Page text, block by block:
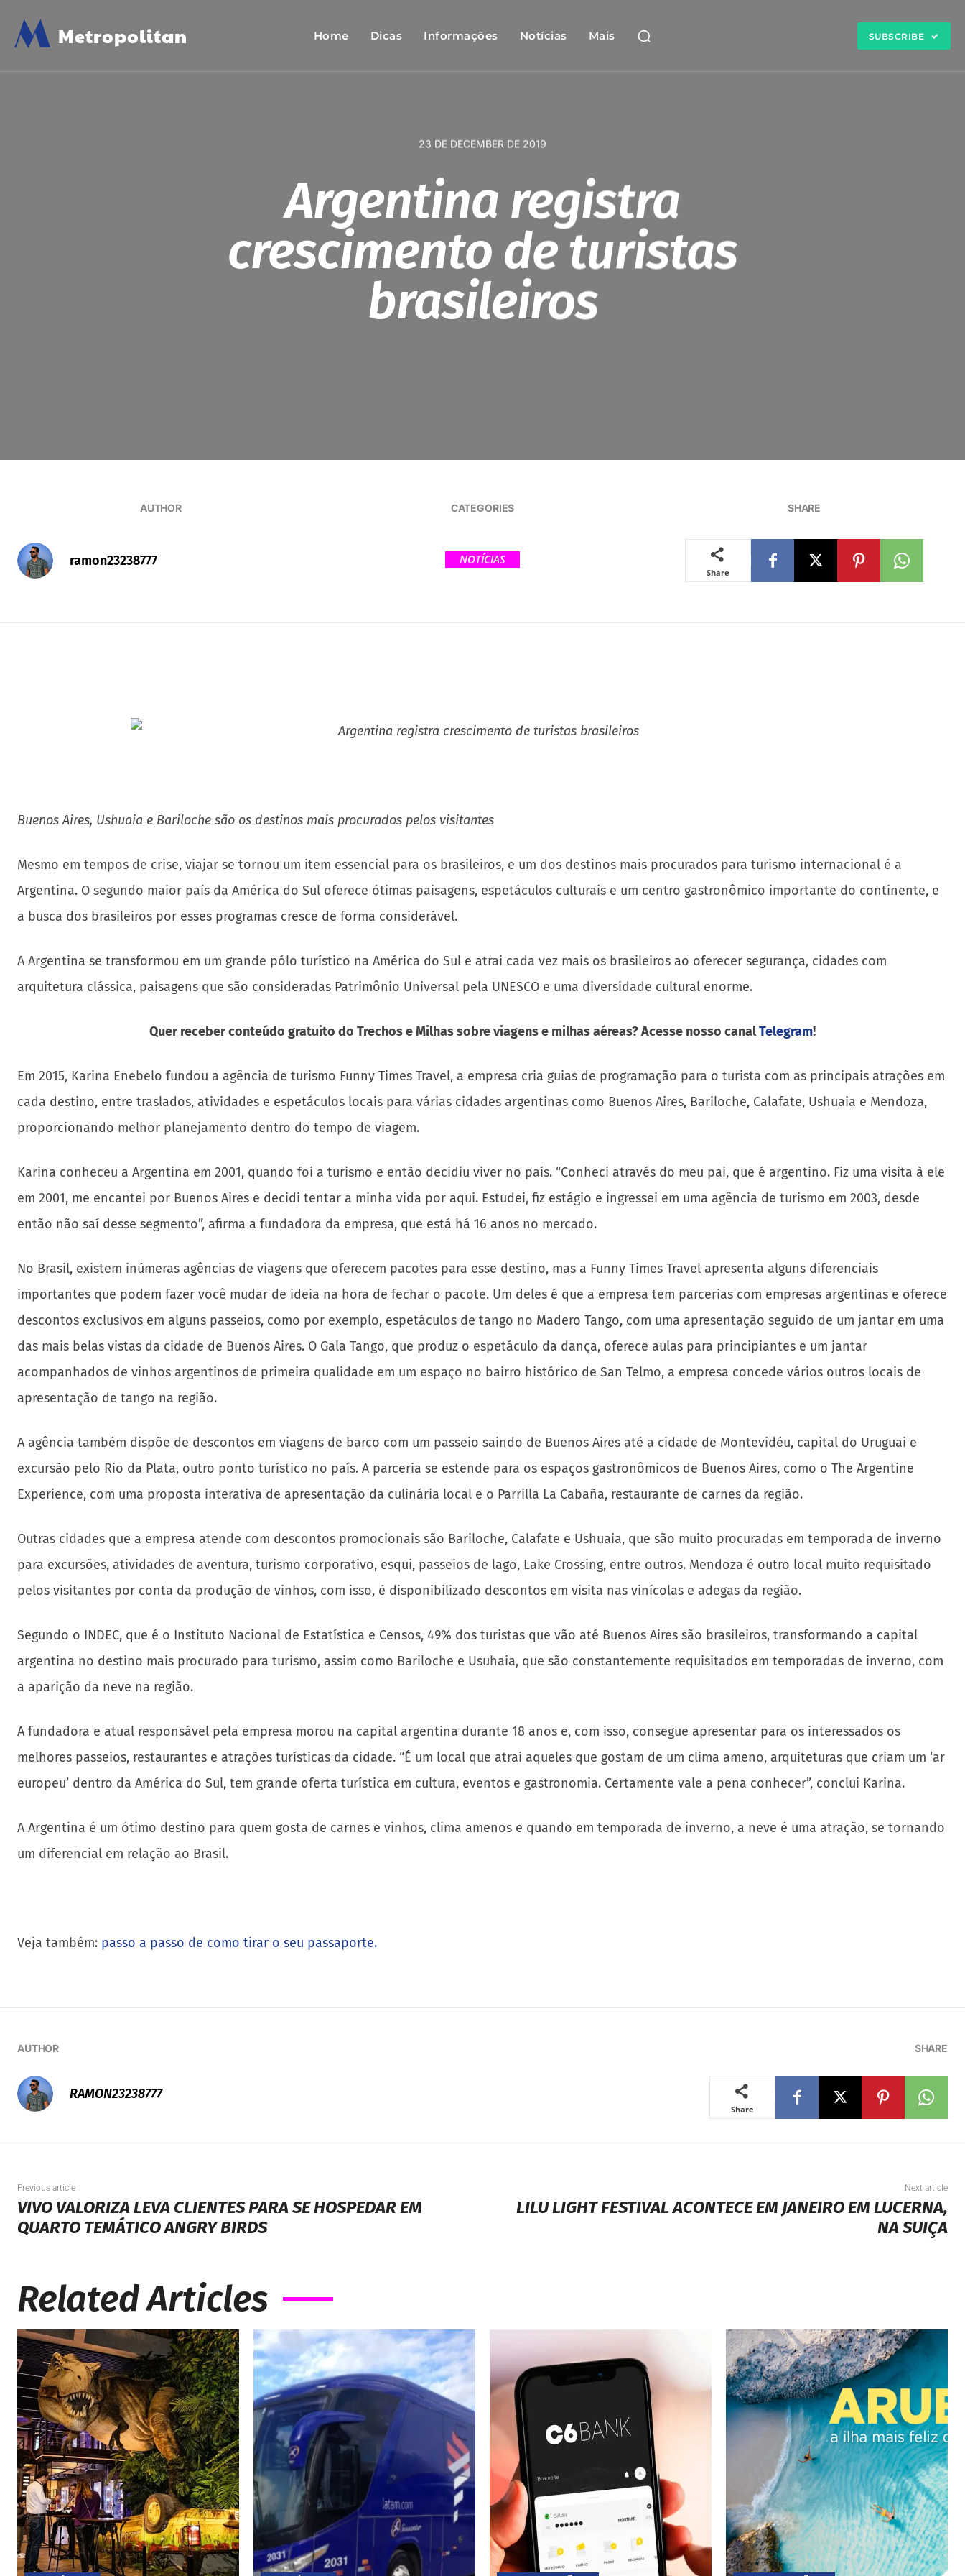
M Metropolitan Home Dicas Informações Notícias Mais SUBSCRIBE
23 DE DECEMBER DE 2019
Argentina registra
crescimento de turistas
brasileiros
AUTHOR
ramon23238777
CATEGORIES
NOTÍCIAS
SHARE
Share
Buenos Aires, Ushuaia e Bariloche são os destinos mais procurados pelos visitantes
Mesmo em tempos de crise, viajar se tornou um item essencial para os brasileiros, e um dos destinos mais procurados para turismo internacional é a
Argentina. O segundo maior país da América do Sul oferece ótimas paisagens, espetáculos culturais e um centro gastronômico importante do continente, e
a busca dos brasileiros por esses programas cresce de forma considerável.
A Argentina se transformou em um grande pólo turístico na América do Sul e atrai cada vez mais os brasileiros ao oferecer segurança, cidades com
arquitetura clássica, paisagens que são consideradas Patrimônio Universal pela UNESCO e uma diversidade cultural enorme.
Quer receber conteúdo gratuito do Trechos e Milhas sobre viagens e milhas aéreas? Acesse nosso canalTelegram!
Em 2015, Karina Enebelo fundou a agência de turismo Funny Times Travel, a empresa cria guias de programação para o turista com as principais atrações em
cada destino, entre traslados, atividades e espetáculos locais para várias cidades argentinas como Buenos Aires, Bariloche, Calafate, Ushuaia e Mendoza,
proporcionando melhor planejamento dentro do tempo de viagem.
Karina conheceu a Argentina em 2001, quando foi a turismo e então decidiu viver no país. “Conheci através do meu pai, que é argentino. Fiz uma visita à ele
em 2001, me encantei por Buenos Aires e decidi tentar a minha vida por aqui. Estudei, fiz estágio e ingressei em uma agência de turismo em 2003, desde
então não saí desse segmento”, afirma a fundadora da empresa, que está há 16 anos no mercado.
No Brasil, existem inúmeras agências de viagens que oferecem pacotes para esse destino, mas a Funny Times Travel apresenta alguns diferenciais
importantes que podem fazer você mudar de ideia na hora de fechar o pacote. Um deles é que a empresa tem parcerias com empresas argentinas e oferece
descontos exclusivos em alguns passeios, como por exemplo, espetáculos de tango no Madero Tango, com uma apresentação seguido de um jantar em uma
das mais belas vistas da cidade de Buenos Aires. O Gala Tango, que produz o espetáculo da dança, oferece aulas para principiantes e um jantar
acompanhados de vinhos argentinos de primeira qualidade em um espaço no bairro histórico de San Telmo, a empresa concede vários outros locais de
apresentação de tango na região.
A agência também dispõe de descontos em viagens de barco com um passeio saindo de Buenos Aires até a cidade de Montevidéu, capital do Uruguai e
excursão pelo Rio da Plata, outro ponto turístico no país. A parceria se estende para os espaços gastronômicos de Buenos Aires, como o The Argentine
Experience, com uma proposta interativa de apresentação da culinária local e o Parrilla La Cabaña, restaurante de carnes da região.
Outras cidades que a empresa atende com descontos promocionais são Bariloche, Calafate e Ushuaia, que são muito procuradas em temporada de inverno
para excursões, atividades de aventura, turismo corporativo, esqui, passeios de lago, Lake Crossing, entre outros. Mendoza é outro local muito requisitado
pelos visitantes por conta da produção de vinhos, com isso, é disponibilizado descontos em visita nas vinícolas e adegas da região.
Segundo o INDEC, que é o Instituto Nacional de Estatística e Censos, 49% dos turistas que vão até Buenos Aires são brasileiros, transformando a capital
argentina no destino mais procurado para turismo, assim como Bariloche e Usuhaia, que são constantemente requisitados em temporadas de inverno, com
a aparição da neve na região.
A fundadora e atual responsável pela empresa morou na capital argentina durante 18 anos e, com isso, consegue apresentar para os interessados os
melhores passeios, restaurantes e atrações turísticas da cidade. “É um local que atrai aqueles que gostam de um clima ameno, arquiteturas que criam um ‘ar
europeu’ dentro da América do Sul, tem grande oferta turística em cultura, eventos e gastronomia. Certamente vale a pena conhecer”, conclui Karina.
A Argentina é um ótimo destino para quem gosta de carnes e vinhos, clima amenos e quando em temporada de inverno, a neve é uma atração, se tornando
um diferencial em relação ao Brasil.
Veja também: passo a passo de como tirar o seu passaporte.
AUTHOR
RAMON23238777
SHARE
Share
Previous article
VIVO VALORIZA LEVA CLIENTES PARA SE HOSPEDAR EM
QUARTO TEMÁTICO ANGRY BIRDS
Next article
LILU LIGHT FESTIVAL ACONTECE EM JANEIRO EM LUCERNA,
NA SUIÇA
Related Articles